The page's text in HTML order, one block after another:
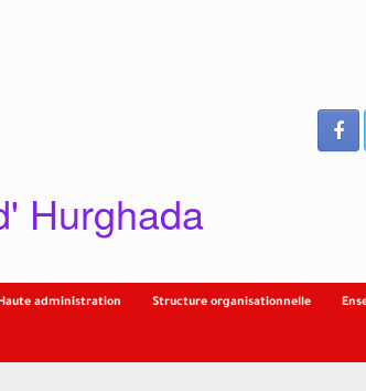
Hurghada
administration Structure organisationnelle